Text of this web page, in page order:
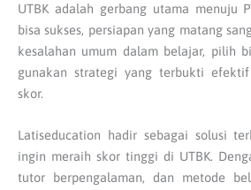
UTBK adalah gerbang utama menuju
bisa sukses, persiapan yang matang
kesalahan umum dalam belajar, pilih
gunakan strategi yang terbukti
skor.
Latiseducation hadir sebagai solusi
ingin meraih skor tinggi di UTBK.
tutor berpengalaman, dan metode